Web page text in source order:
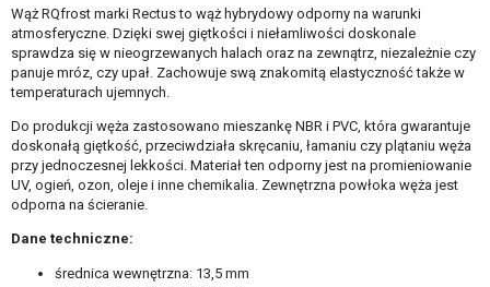
Wąż RQfrost marki Rectus to wąż hybrydowy odporny na warunki
atmosferyczne. Dzięki swej giętkości i niełamliwości doskonale
sprawdza się w nieogrzewanych halach oraz na zewnątrz, niezależnie czy
panuje mróz, czy upał. Zachowuje swą znakomitą elastyczność także w
temperaturach ujemnych.
Do produkcji węża zastosowano mieszankę NBR i PVC, która gwarantuje
doskonałą giętkość, przeciwdziała skręcaniu, łamaniu czy plątaniu węża
przy jednoczesnej lekkości. Materiał ten odporny jest na promieniowanie
UV, ogień, ozon, oleje i inne chemikalia. Zewnętrzna powłoka węża jest
odporna na ścieranie.
Dane techniczne:
średnica wewnętrzna: 13,5 mm